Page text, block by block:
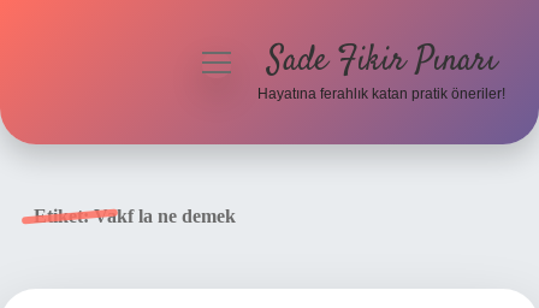
menüyüSade Fikir Pınarı
Hayatına ferahlık katan pratik öneriler!
Etiket:Vakf la ne demek